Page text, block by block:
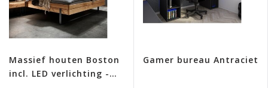
Massief houten Boston
incl. LED verlichting -
Gamer bureau Antraciet